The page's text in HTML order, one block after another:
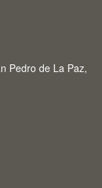
Pedro de La Paz,